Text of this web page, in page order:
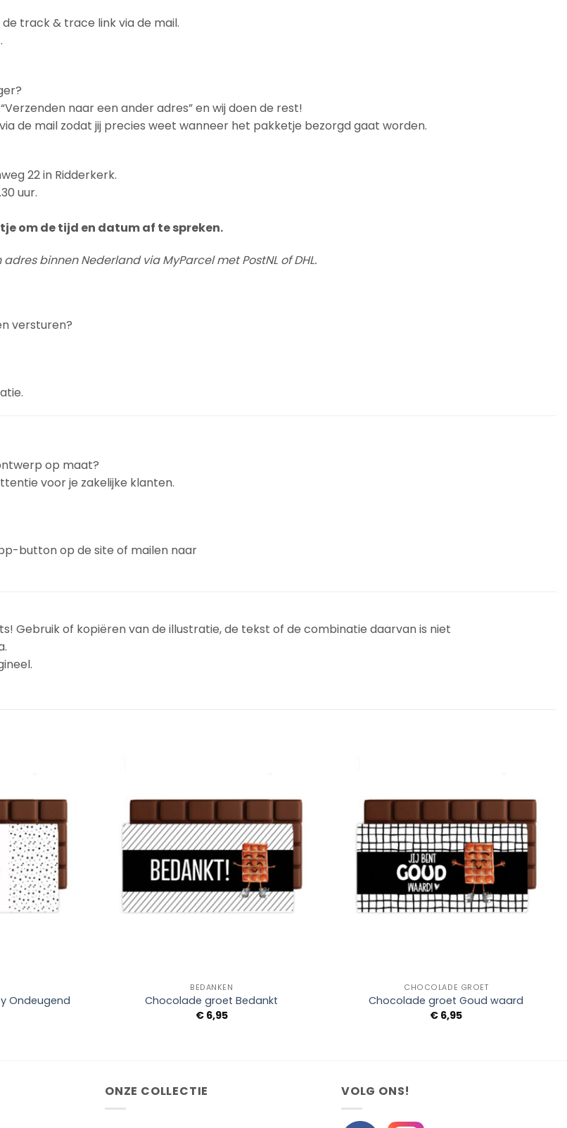
track & trace link via de mail.
naar een ander adres” en wij doen de rest!
de mail zodat jij precies weet wanneer het pakketje bezorgd gaat worden.
22 in Ridderkerk.
uur.
om de tijd en datum af te spreken.
binnen Nederland via MyParcel met PostNL of DHL.
versturen?
op maat?
voor je zakelijke klanten.
button op de site of mailen naar
Gebruik of kopiëren van de illustratie, de tekst of de combinatie daarvan is niet
Wishlist
Ondeugend
Wishlist
BEDANKEN
Chocolade groet Bedankt
€6,95
Wishlist
CHOCOLADE GROET
Chocolade groet Goud waard
€ 6,95
ONZE COLLECTIE VOLG ONS!